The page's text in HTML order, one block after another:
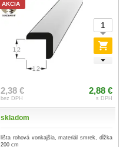
AKCIA
2,38 €
bez DPH
2,88 €
s DPH
skladom
lišta rohová vonkajšia, materiál smrek, dĺžka
200 cm